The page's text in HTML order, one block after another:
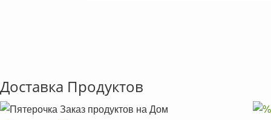
Доставка Продуктов
Заказ продуктов на Дом